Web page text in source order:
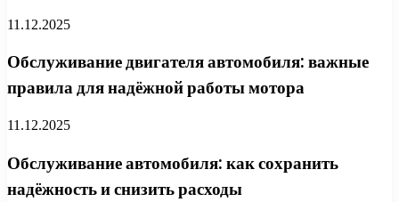
11.12.2025
Обслуживание двигателя автомобиля: важные
правила для надёжной работы мотора
11.12.2025
Обслуживание автомобиля: как сохранить
надёжность и снизить расходы